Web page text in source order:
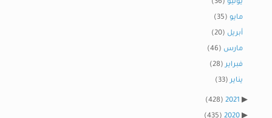
يونيو (36)
مايو (35)
أبريل (20)
مارس (46)
فبراير(28)
يناير(33)
2021
(428)